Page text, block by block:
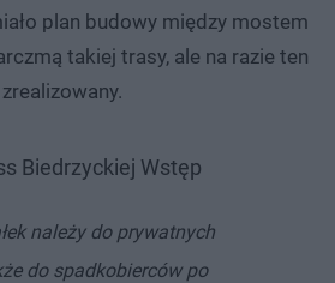
plan budowy między mostem
takiej trasy, ale na razie ten
Biedrzyckiej Wstęp
należy do prywatnych
do spadkobierców po